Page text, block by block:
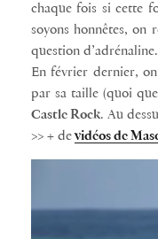
chaque fois si cette
soyons honnêtes, on
question d’adrénaline.
En février dernier,
par sa taille (quoi
Castle Rock. Au
>> + devidéos de